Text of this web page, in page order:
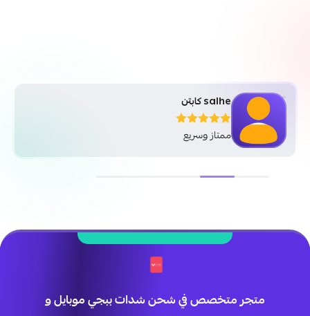
salhe كابتن
ممتاز وسريع
متجر متخصص في شحن شدات ببجي موبايل و